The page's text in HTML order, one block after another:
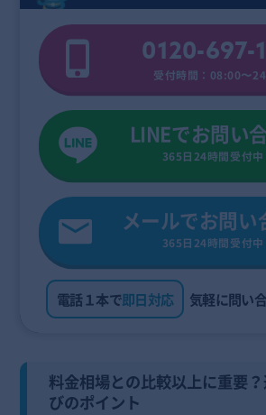
0120-697-
受付時間：08:00〜
LINEでお問い
365日24時間受付中
メールでお問い
365日24時間受付中
電話１本で即日対応 気軽に問い
料金相場との比較以上に重要
びのポイント